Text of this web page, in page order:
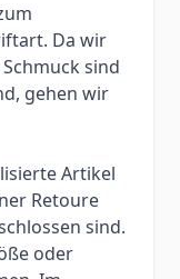
Da wir
sind
gehen wir
Artikel
Retoure
sind.
oder